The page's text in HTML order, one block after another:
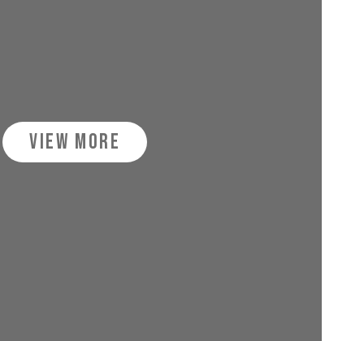
VIEW MORE